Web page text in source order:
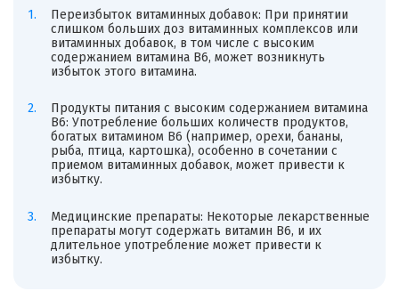
Переизбыток витаминных добавок: При принятии
слишком больших доз витаминных комплексов или
витаминных добавок, в том числе с высоким
содержанием витамина B6, может возникнуть
избыток этого витамина.
Продукты питания с высоким содержанием витамина
B6: Употребление больших количеств продуктов,
богатых витамином B6 (например, орехи, бананы,
рыба, птица, картошка), особенно в сочетании с
приемом витаминных добавок, может привести к
избытку.
Медицинские препараты: Некоторые лекарственные
препараты могут содержать витамин B6, и их
длительное употребление может привести к
избытку.